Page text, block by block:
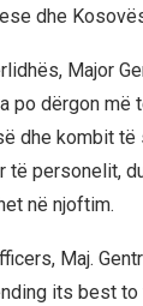
dhe
Major
po dërgon më
dhe kombit
personelit,
në njoftim.
Maj.
its best